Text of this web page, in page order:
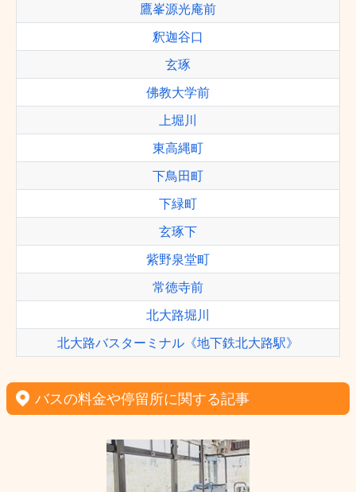
鷹峯源光庵前
釈迦谷口
玄琢
佛教大学前
上堀川
東高縄町
下鳥田町
下緑町
玄琢下
紫野泉堂町
常徳寺前
北大路堀川
北大路バスターミナル《地下鉄北大路駅》
バスの料金や停留所に関する記事